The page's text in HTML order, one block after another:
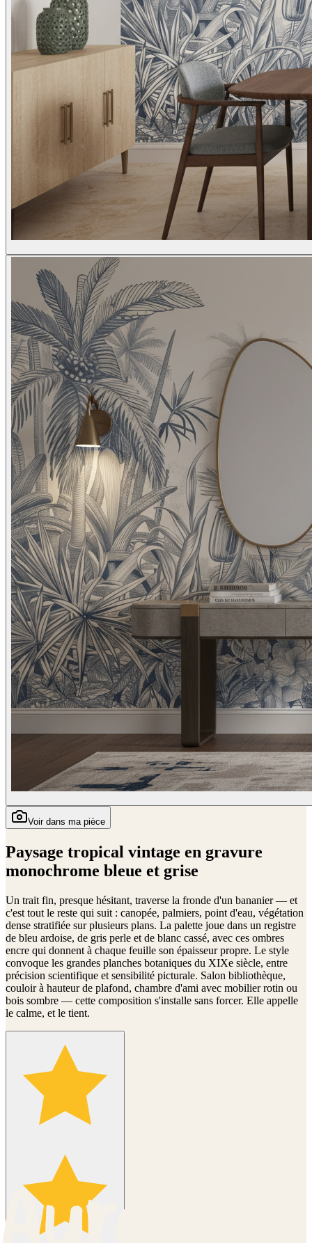
Voir dans ma pièce
Paysage tropical vintage en gravure
monochrome bleue et grise
Un trait fin, presque hésitant, traverse la fronde d'un bananier — et
c'est tout le reste qui suit : canopée, palmiers, point d'eau, végétation
dense stratifiée sur plusieurs plans. La palette joue dans un registre
de bleu ardoise, de gris perle et de blanc cassé, avec ces ombres
encre qui donnent à chaque feuille son épaisseur propre. Le style
convoque les grandes planches botaniques du XIXe siècle, entre
précision scientifique et sensibilité picturale. Salon bibliothèque,
couloir à hauteur de plafond, chambre d'ami avec mobilier rotin ou
bois sombre — cette composition s'installe sans forcer. Elle appelle
le calme, et le tient.